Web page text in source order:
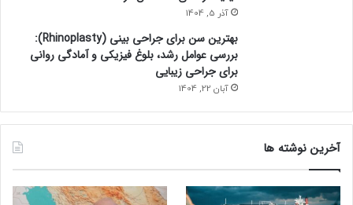
آذر 5, 1404
بهترین سن برای جراحی بینی (Rhinoplasty):
بررسی عوامل رشد، بلوغ فیزیکی و آمادگی روانی
برای جراحی زیبایی
آبان 22, 1404
آخرین نوشته ها